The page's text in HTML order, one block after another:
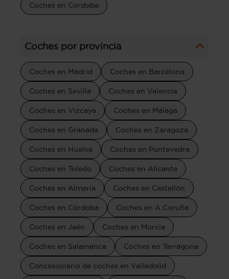
Coches en Cordoba
Coches por provincia
Coches en Madrid Coches en Barcelona
Coches en Sevilla Coches en Valencia
Coches en Vizcaya Coches en Málaga
Coches en Granada Coches en Zaragoza
Coches en Huelva Coches en Pontevedra
Coches en Toledo Coches en Alicante
Coches en Almería Coches en Castellón
Coches en Córdoba Coches en A Coruña
Coches en Jaén Coches en Murcia
Coches en Salamanca Coches en Tarragona
Concesionario de coches en Valladolid